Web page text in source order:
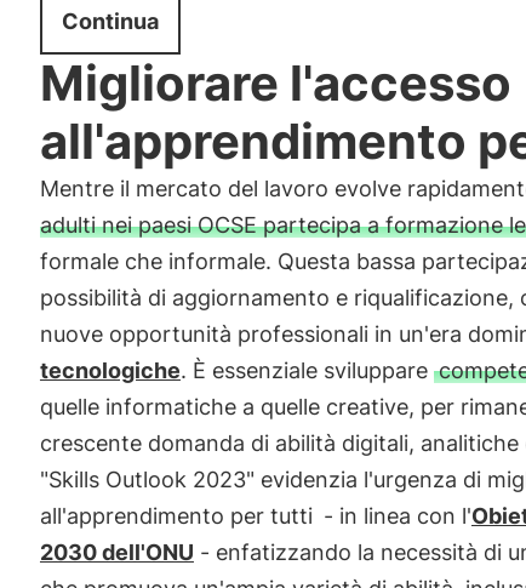
Continua
Migliorare l'accesso
all'apprendimento
Mentre il mercato del lavoro evolve
adulti nei paesi OCSE partecipa a formazione
formale che informale. Questa bassa
possibilità di aggiornamento e riqualificazione,
nuove opportunità professionali in un'era
tecnologiche. È essenziale sviluppare
quelle informatiche a quelle creative, per
crescente domanda di abilità digitali, analitiche
"Skills Outlook 2023" evidenzia l'urgenza di
all'apprendimento per tutti - in linea con l'
2030 dell'ONU - enfatizzando la necessità di